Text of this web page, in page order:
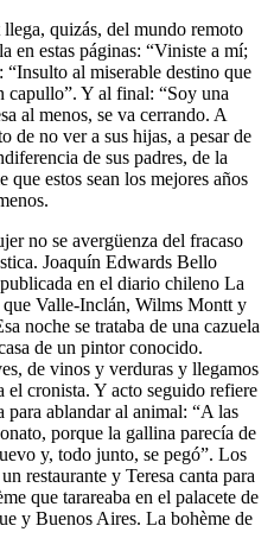
quizás, del mundo remoto
en estas páginas: “Viniste a mí;
al miserable destino que
capullo”. Y al final: “Soy una
al menos, se va cerrando. A
de no ver a sus hijas, a pesar de
de sus padres, de la
que estos sean los mejores años
no se avergüenza del fracaso
Joaquín Edwards Bello
en el diario chileno La
que Valle-Inclán, Wilms Montt y
noche se trataba de una cazuela
de un pintor conocido.
de vinos y verduras y llegamos
el cronista. Y acto seguido refiere
ablandar al animal: “A las
porque la gallina parecía de
y, todo junto, se pegó”. Los
restaurante y Teresa canta para
que tarareaba en el palacete de
y Buenos Aires. La bohème de